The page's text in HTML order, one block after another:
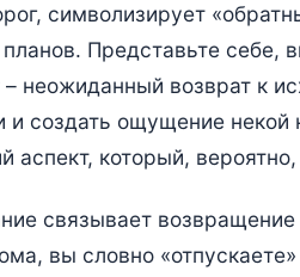
символизирует
Представьте себе,
– неожиданный возврат к
и создать ощущение
аспект, который,
связывает
вы словно